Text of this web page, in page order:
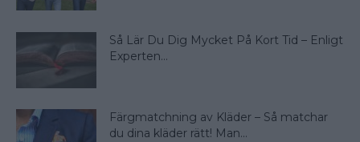
Så Lär Du Dig Mycket På Kort Tid – Enligt
Experten...
Färgmatchning av Kläder – Så matchar
du dina kläder rätt! Man...